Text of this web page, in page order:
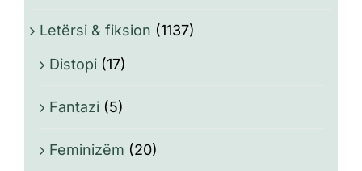
Letërsi & fiksion (1137)
Distopi (17)
Fantazi (5)
Feminizëm (20)